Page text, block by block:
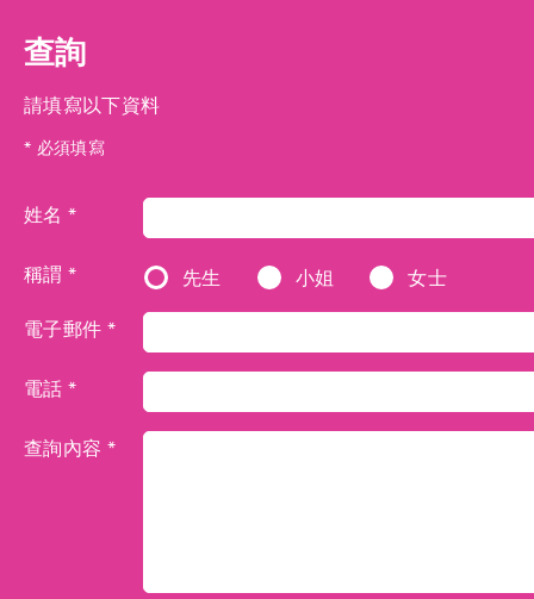
查詢
請填寫以下資料
* 必須填寫
姓名 *
稱謂 * 先生 小姐
女士
電子郵件 *
電話 *
查詢內容 *